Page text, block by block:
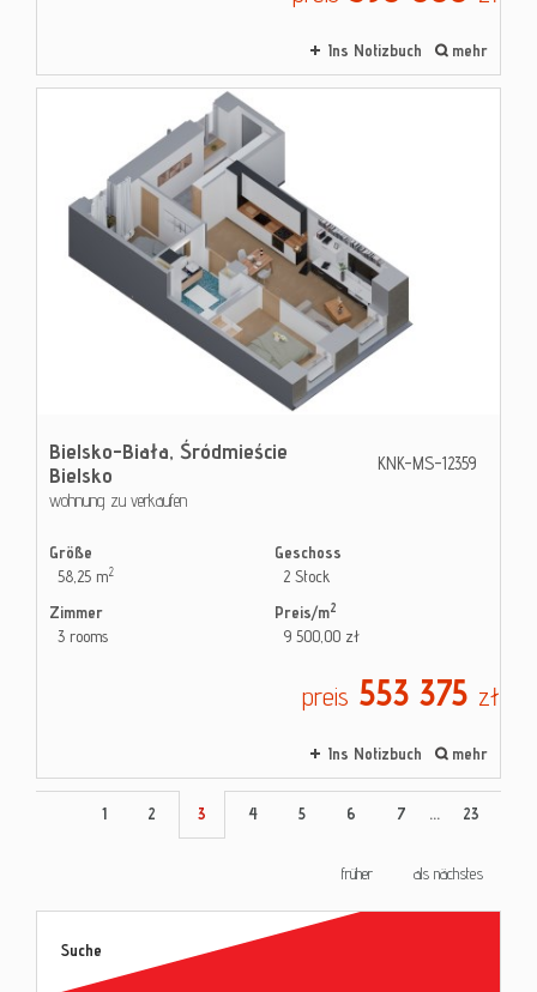
Ins Notizbuch mehr
Bielsko-Biała, Śródmieście
Bielsko
wohnung zu verkaufen
KNK-MS-12359
Größe
58,25 m2
Geschoss
2 Stock
Zimmer
3 rooms
Preis/m2
9 500,00 zł
preis 553 375 zł
Ins Notizbuch mehr
1 2 3 4 5 6 7 ... 23
früher als nächstes
Suche